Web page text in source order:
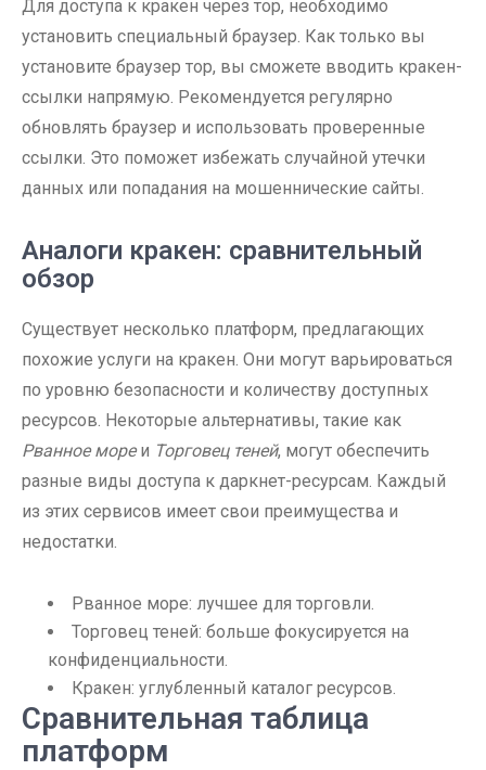
Для доступа к кракен через тор, необходимо
установить специальный браузер. Как только вы
установите браузер тор, вы сможете вводить кракен-
ссылки напрямую. Рекомендуется регулярно
обновлять браузер и использовать проверенные
ссылки. Это поможет избежать случайной утечки
данных или попадания на мошеннические сайты.
Аналоги кракен: сравнительный
обзор
Существует несколько платформ, предлагающих
похожие услуги на кракен. Они могут варьироваться
по уровню безопасности и количеству доступных
ресурсов. Некоторые альтернативы, такие как
Рванное мореи Торговец теней, могут обеспечить
разные виды доступа к даркнет-ресурсам. Каждый
из этих сервисов имеет свои преимущества и
недостатки.
Рванное море: лучшее для торговли.
Торговец теней: больше фокусируется на
конфиденциальности.
Кракен: углубленный каталог ресурсов.
Сравнительная таблица
платформ